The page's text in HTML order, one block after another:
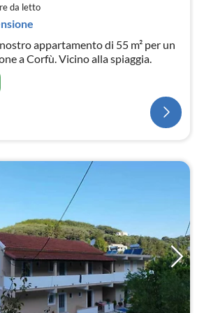
da letto
appartamento di 55 m² per un
a Corfù. Vicino alla spiaggia.